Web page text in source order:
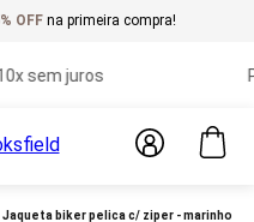
OFF na primeira compra!
juros
jaqueta biker pelica c/ ziper - marinho